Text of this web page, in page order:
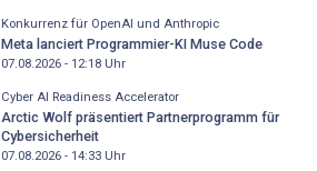
Konkurrenz für OpenAI und Anthropic
Meta lanciert Programmier-KI Muse Code
07.08.2026 - 12:18Uhr
Cyber AI Readiness Accelerator
Arctic Wolf präsentiert Partnerprogramm für
Cybersicherheit
07.08.2026 - 14:33Uhr